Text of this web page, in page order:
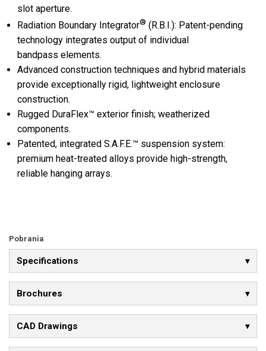
slot aperture.
Radiation Boundary Integrator® (R.B.I.): Patent-pending
technology integrates output of individual
bandpass elements.
Advanced construction techniques and hybrid materials
provide exceptionally rigid, lightweight enclosure
construction.
Rugged DuraFlex™ exterior finish; weatherized
components.
Patented, integrated S.A.F.E.™ suspension system:
premium heat-treated alloys provide high-strength,
reliable hanging arrays.
Pobrania
Specifications
Brochures
CAD Drawings